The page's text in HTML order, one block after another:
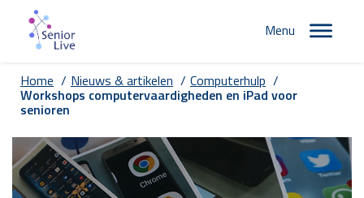
Menu
Home / Nieuws & artikelen / Computerhulp /
Workshops computervaardigheden en iPad voor
senioren